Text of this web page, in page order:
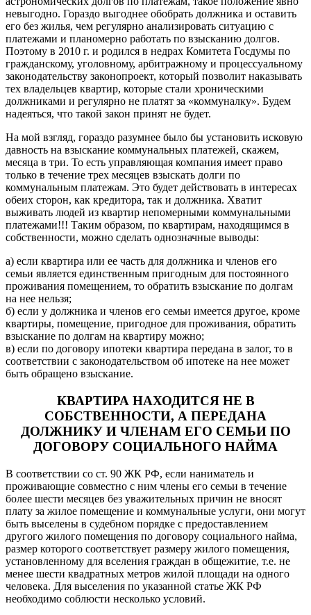
невыгодно. Гораздо выгоднее обобрать должника и оставить
его без жилья, чем регулярно анализировать ситуацию с
платежами и планомерно работать по взысканию долгов.
Поэтому в 2010 г. и родился в недрах Комитета Госдумы по
гражданскому, уголовному, арбитражному и процессуальному
законодательству законопроект, который позволит наказывать
тех владельцев квартир, которые стали хроническими
должниками и регулярно не платят за «коммуналку». Будем
надеяться, что такой закон принят не будет.
На мой взгляд, гораздо разумнее было бы установить исковую
давность на взыскание коммунальных платежей, скажем,
месяца в три. То есть управляющая компания имеет право
только в течение трех месяцев взыскать долги по
коммунальным платежам. Это будет действовать в интересах
обеих сторон, как кредитора, так и должника. Хватит
выживать людей из квартир непомерными коммунальными
платежами!!! Таким образом, по квартирам, находящимся в
собственности, можно сделать однозначные выводы:
а) если квартира или ее часть для должника и членов его
семьи является единственным пригодным для постоянного
проживания помещением, то обратить взыскание по долгам
на нее нельзя;
б) если у должника и членов его семьи имеется другое, кроме
квартиры, помещение, пригодное для проживания, обратить
взыскание по долгам на квартиру можно;
в) если по договору ипотеки квартира передана в залог, то в
соответствии с законодательством об ипотеке на нее может
быть обращено взыскание.
КВАРТИРА НАХОДИТСЯ НЕ В
СОБСТВЕННОСТИ, А ПЕРЕДАНА
ДОЛЖНИКУ И ЧЛЕНАМ ЕГО СЕМЬИ ПО
ДОГОВОРУ СОЦИАЛЬНОГО НАЙМА
В соответствии со ст. 90 ЖК РФ, если наниматель и
проживающие совместно с ним члены его семьи в течение
более шести месяцев без уважительных причин не вносят
плату за жилое помещение и коммунальные услуги, они могут
быть выселены в судебном порядке с предоставлением
другого жилого помещения по договору социального найма,
размер которого соответствует размеру жилого помещения,
установленному для вселения граждан в общежитие, т.е. не
менее шести квадратных метров жилой площади на одного
человека. Для выселения по указанной статье ЖК РФ
необходимо соблюсти несколько условий.